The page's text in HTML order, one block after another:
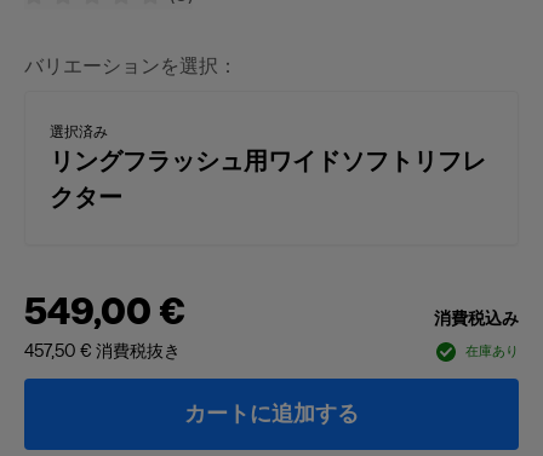
バリエーションを選択：
選択済み
リングフラッシュ用ワイドソフトリフレ
クター
549,00 €
消費税込み
457,50 € 消費税抜き 在庫あり
カートに追加する